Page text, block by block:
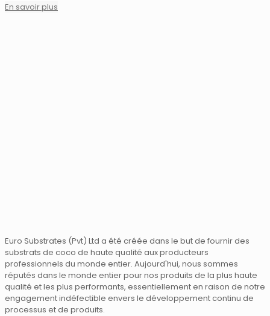
En savoir plus
Euro Substrates (Pvt) Ltd a été créée dans le but de fournir des
substrats de coco de haute qualité aux producteurs
professionnels du monde entier. Aujourd'hui, nous sommes
réputés dans le monde entier pour nos produits de la plus haute
qualité et les plus performants, essentiellement en raison de notre
engagement indéfectible envers le développement continu de
processus et de produits.